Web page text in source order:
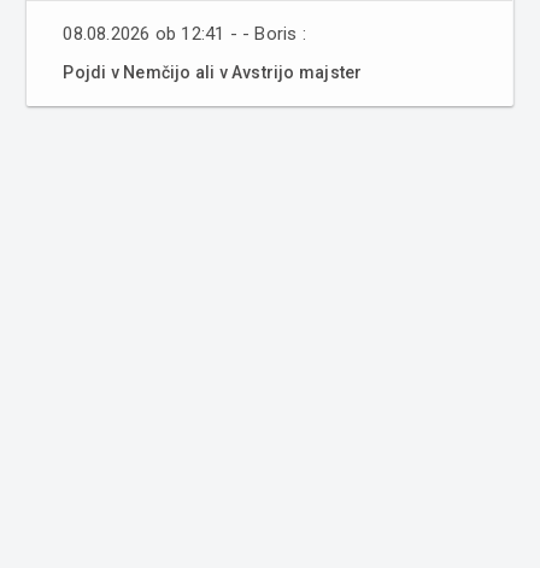
08.08.2026 ob 12:41 - - Boris :
Pojdi v Nemčijo ali v Avstrijo majster